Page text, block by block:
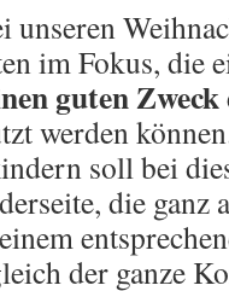
unseren
im Fokus, die
guten
werden
soll bei
die ganz
der ganze